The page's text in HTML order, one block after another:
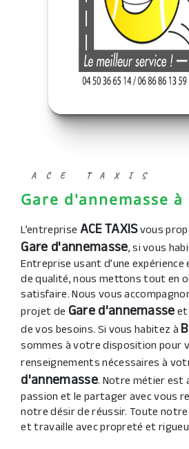
ACE TAXIS
Gare d'annemasse
L’entrepriseACE TAXISvous
Gare d'annemasse, si vous
Entreprise usant d’une
de qualité, nous mettons tout en
satisfaire. Nous vous
projet de Gare d'annemasse
de vos besoins. Si vous habitez à
sommes à votre disposition pour
renseignements nécessaires à
d'annemasse. Notre métier
passion et le partager avec vous
notre désir de réussir. Toute
et travaille avec propreté et